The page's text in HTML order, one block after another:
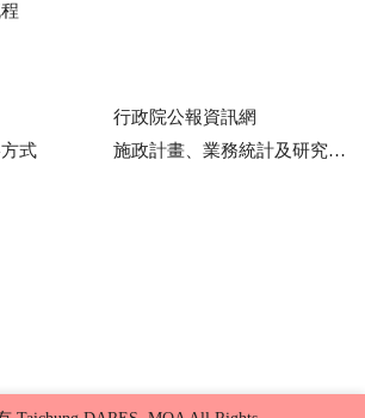
行政院公報資訊網
式
施政計畫、業務統計及研究報告